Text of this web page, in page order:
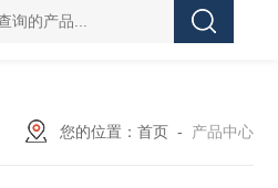
子天平 SJ-210当天发货三丰/Mitutoyo
您的位置： 首页 - 产品中心